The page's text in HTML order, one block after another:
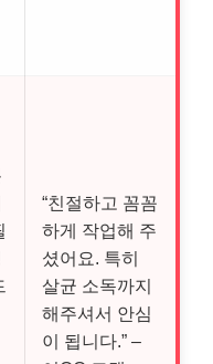
“친절하고 꼼꼼
하게 작업해 주
셨어요. 특히
살균 소독까지
해주셔서 안심
이 됩니다.” –